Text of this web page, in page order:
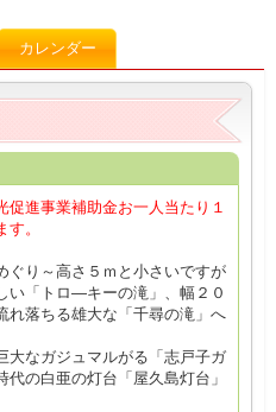
カレンダー
促進事業補助金お一人当たり１
。
り～高さ５ｍと小さいですが
い「トロ―キーの滝」、幅２０
れ落ちる雄大な「千尋の滝」へ
なガジュマルがる「志戸子ガ
の白亜の灯台「屋久島灯台」